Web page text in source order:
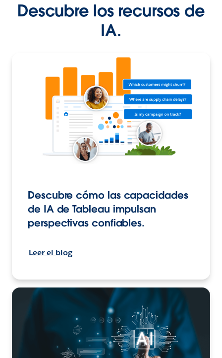
Descubre los recursos de
IA.
Descubre cómo las capacidades
de IA de Tableau impulsan
perspectivas confiables.
Leer el blog